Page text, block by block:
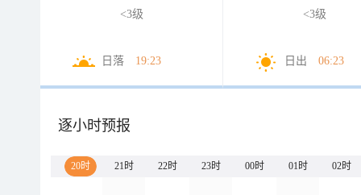
<3级
日落 19:23
<3级
日出 06:23
逐小时预报
20时 21时 22时 23时 00时 01时 02时